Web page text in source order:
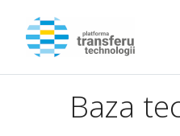
Baza